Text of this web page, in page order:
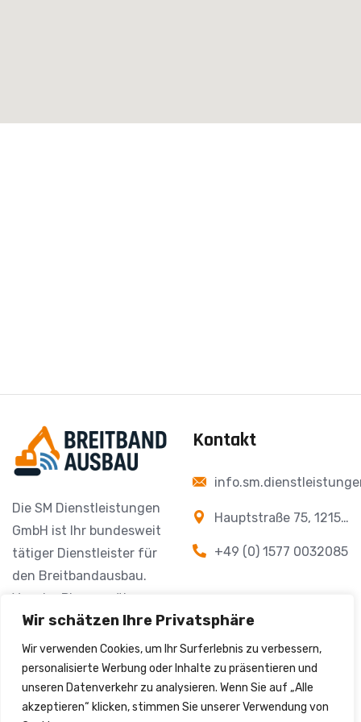
Wir schätzen Ihre Privatsphäre
Wir verwenden Cookies, um Ihr Surferlebnis zu verbessern,
personalisierte Werbung oder Inhalte zu präsentieren und
unseren Datenverkehr zu analysieren. Wenn Sie auf „Alle
akzeptieren“ klicken, stimmen Sie unserer Verwendung von
Die SM Dienstleistungen
GmbH ist Ihr bundesweit
tätiger Dienstleister für
den Breitbandausbau.
Von der Planung über
den Tiefbau bis zur
Glasfaserinstallation
liefern wir alle
Leistungen aus einer
Hand. Zuverlässig.
Kontakt
Hauptstraße 75, 12159
+49 (0) 1577 0032085